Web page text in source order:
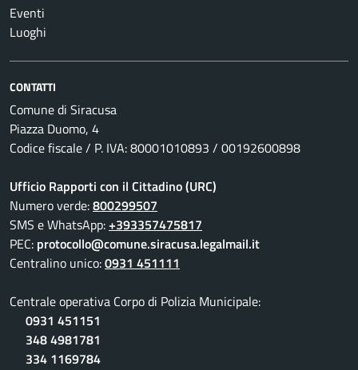
Eventi
Luoghi
CONTATTI
Comune di Siracusa
Piazza Duomo, 4
Codice fiscale / P. IVA: 80001010893 / 00192600898
Ufficio Rapporti con il Cittadino (URC)
Numero verde:800299507
SMS e WhatsApp:+393357475817
PEC: protocollo@comune.siracusa.legalmail.it
Centralino unico:0931 451111
Centrale operativa Corpo di Polizia Municipale:
0931 451151
348 4981781
334 1169784